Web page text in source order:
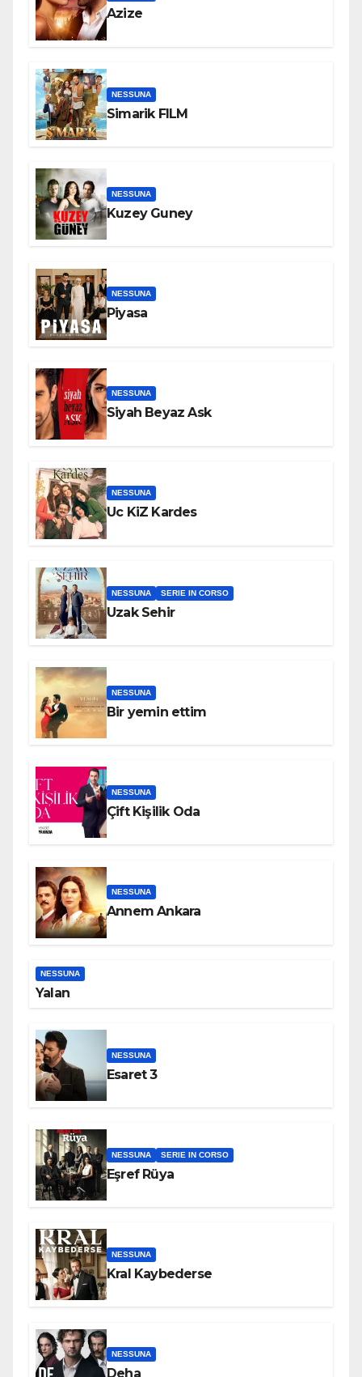
Azize
NESSUNA
Simarik FILM
NESSUNA
Kuzey Guney
NESSUNA
Piyasa
NESSUNA
Siyah Beyaz Ask
NESSUNA
Uc KiZ Kardes
NESSUNA SERIE IN CORSO
Uzak Sehir
NESSUNA
Bir yemin ettim
NESSUNA
Çift Kişilik Oda
NESSUNA
Annem Ankara
NESSUNA
Yalan
NESSUNA
Esaret 3
NESSUNA SERIE IN CORSO
Eşref Rüya
NESSUNA
Kral Kaybederse
NESSUNA
Deha